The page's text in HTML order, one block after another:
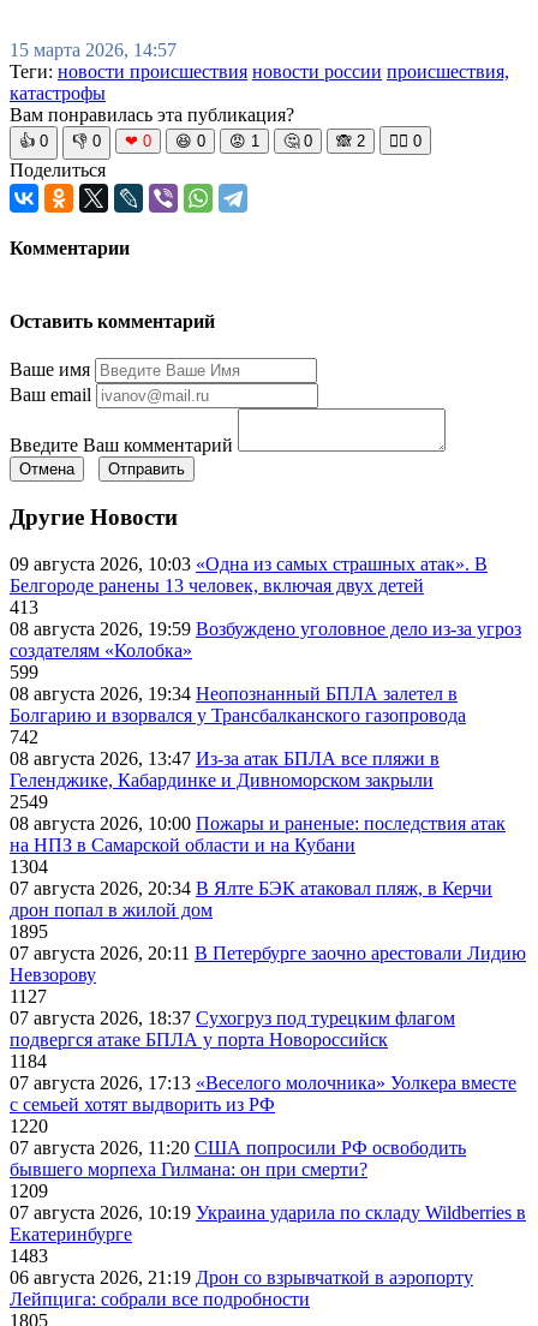
15 марта 2026, 14:57
Теги: новости происшествия новости россии происшествия,
катастрофы
Вам понравилась эта публикация?
👍 0 👎 0 ❤ 0 😆 0 😡 1 🤔 0 🙈 2 🧘‍♀️ 0
Поделиться
Комментарии
Оставить комментарий
Ваше имя
Ваш email
Введите Ваш комментарий
Отмена Отправить
Другие Новости
09 августа 2026, 10:03 «Одна из самых страшных атак». В
Белгороде ранены 13 человек, включая двух детей
413
08 августа 2026, 19:59 Возбуждено уголовное дело из-за угроз
создателям «Колобка»
599
08 августа 2026, 19:34 Неопознанный БПЛА залетел в
Болгарию и взорвался у Трансбалканского газопровода
742
08 августа 2026, 13:47 Из-за атак БПЛА все пляжи в
Геленджике, Кабардинке и Дивноморском закрыли
2549
08 августа 2026, 10:00 Пожары и раненые: последствия атак
на НПЗ в Самарской области и на Кубани
1304
07 августа 2026, 20:34 В Ялте БЭК атаковал пляж, в Керчи
дрон попал в жилой дом
1895
07 августа 2026, 20:11 В Петербурге заочно арестовали Лидию
Невзорову
1127
07 августа 2026, 18:37 Сухогруз под турецким флагом
подвергся атаке БПЛА у порта Новороссийск
1184
07 августа 2026, 17:13 «Веселого молочника» Уолкера вместе
с семьей хотят выдворить из РФ
1220
07 августа 2026, 11:20 США попросили РФ освободить
бывшего морпеха Гилмана: он при смерти?
1209
07 августа 2026, 10:19 Украина ударила по складу Wildberries в
Екатеринбурге
1483
06 августа 2026, 21:19 Дрон со взрывчаткой в аэропорту
Лейпцига: собрали все подробности
1805